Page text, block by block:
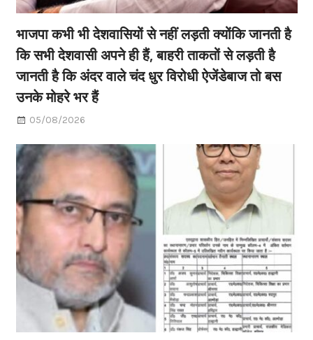
भाजपा कभी भी देशवासियों से नहीं लड़ती क्योंकि जानती है
कि सभी देशवासी अपने ही हैं, बाहरी ताकतों से लड़ती है
जानती है कि अंदर वाले चंद धुर विरोधी ऐजेंडेबाज तो बस
उनके मोहरे भर हैं
05/08/2026